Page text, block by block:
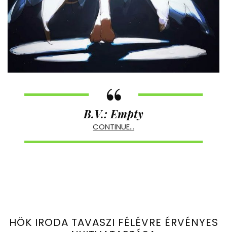
B.V.: Empty
CONTINUE…
HÖK IRODA TAVASZI FÉLÉVRE ÉRVÉNYES